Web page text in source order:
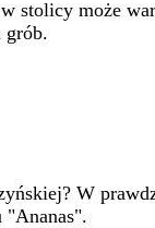
stolicy może
grób.
W
"Ananas".